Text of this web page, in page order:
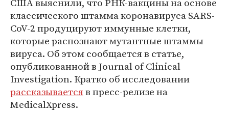
классического штамма коронавируса SARS-
CoV-2 продуцируют иммунные клетки,
которые распознают мутантные штаммы
вируса. Об этом сообщается в статье,
опубликованной в Journal of Clinical
Investigation. Кратко об исследовании
рассказываетсяв пресс-релизе на
MedicalXpress.